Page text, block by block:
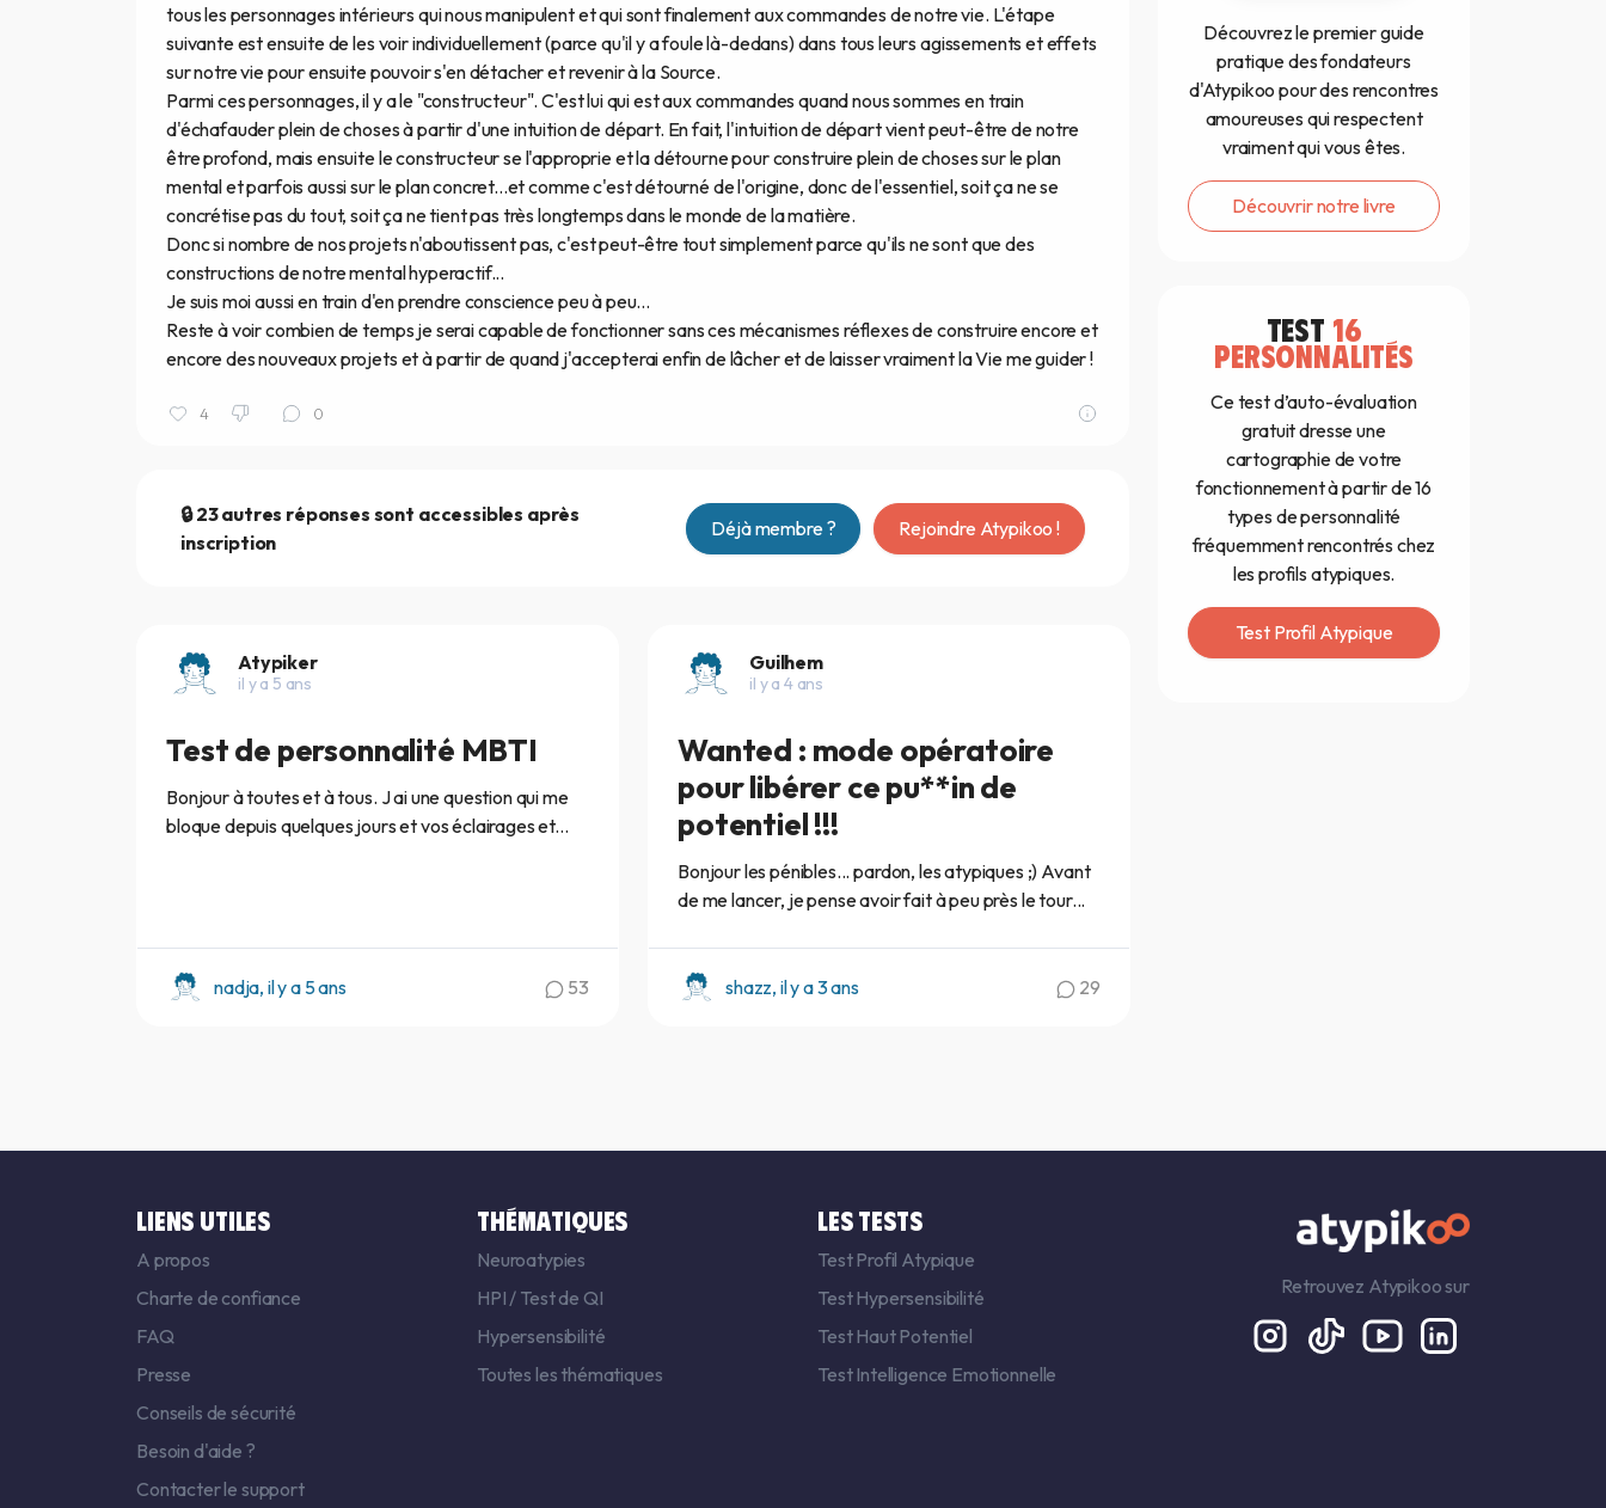
tous les personnages intérieurs qui nous manipulent et qui sont finalement aux commandes de notre vie. L'étape
suivante est ensuite de les voir individuellement (parce qu'il y a foule là-dedans) dans tous leurs agissements et effets
sur notre vie pour ensuite pouvoir s'en détacher et revenir à la Source.
Parmi ces personnages, il y a le "constructeur". C'est lui qui est aux commandes quand nous sommes en train
d'échafauder plein de choses à partir d'une intuition de départ. En fait, l'intuition de départ vient peut-être de notre
être profond, mais ensuite le constructeur se l'approprie et la détourne pour construire plein de choses sur le plan
mental et parfois aussi sur le plan concret...et comme c'est détourné de l'origine, donc de l'essentiel, soit ça ne se
concrétise pas du tout, soit ça ne tient pas très longtemps dans le monde de la matière.
Donc si nombre de nos projets n'aboutissent pas, c'est peut-être tout simplement parce qu'ils ne sont que des
constructions de notre mental hyperactif...
Je suis moi aussi en train d'en prendre conscience peu à peu...
Reste à voir combien de temps je serai capable de fonctionner sans ces mécanismes réflexes de construire encore et
encore des nouveaux projets et à partir de quand j'accepterai enfin de lâcher et de laisser vraiment la Vie me guider !
4 0
🔒 23 autres réponses sont accessibles après
inscription
Déjà membre ? Rejoindre Atypikoo !
Atypiker
il y a 5 ans
Test de personnalité MBTI
Bonjour à toutes et à tous. J ai une question qui me
bloque depuis quelques jours et vos éclairages et...
nadja, il y a 5 ans 53
Guilhem
il y a 4 ans
Wanted : mode opératoire
pour libérer ce pu**in de
potentiel !!!
Bonjour les pénibles... pardon, les atypiques ;) Avant
de me lancer, je pense avoir fait à peu près le tour...
shazz, il y a 3 ans 29
Découvrez le premier guide
pratique des fondateurs
d'Atypikoo pour des rencontres
amoureuses qui respectent
vraiment qui vous êtes.
Découvrir notre livre
TEST 16
PERSONNALITÉS
Ce test d’auto-évaluation
gratuit dresse une
cartographie de votre
fonctionnement à partir de 16
types de personnalité
fréquemment rencontrés chez
les profils atypiques.
Test Profil Atypique
LIENS UTILES
A propos
Charte de confiance
FAQ
Presse
Conseils de sécurité
Besoin d'aide ?
Contacter le support
THÉMATIQUES
Neuroatypies
HPI / Test de QI
Hypersensibilité
Toutes les thématiques
LES TESTS
Test Profil Atypique
Test Hypersensibilité
Test Haut Potentiel
Test Intelligence Emotionnelle
Retrouvez Atypikoo sur